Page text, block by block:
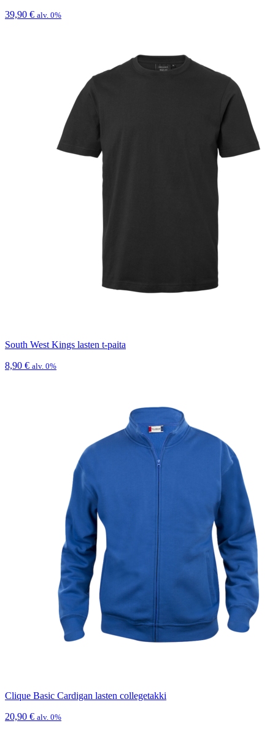
39,90 € alv. 0%
South West Kings lasten t-paita
8,90 € alv. 0%
Clique Basic Cardigan lasten collegetakki
20,90 € alv. 0%